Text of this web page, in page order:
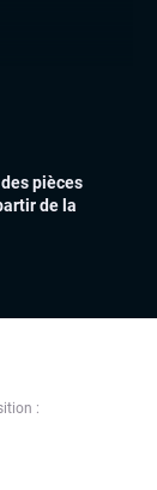
:
pièces
de la